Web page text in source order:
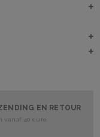
EN RETOUR
vanaf 40 euro